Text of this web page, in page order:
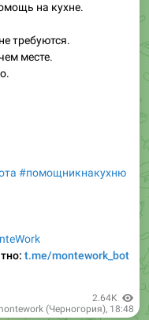
на кухне.
требуются.
месте.
#помощникнакухню
t.me/montework_bot
2.64K
(Черногория), 18:48